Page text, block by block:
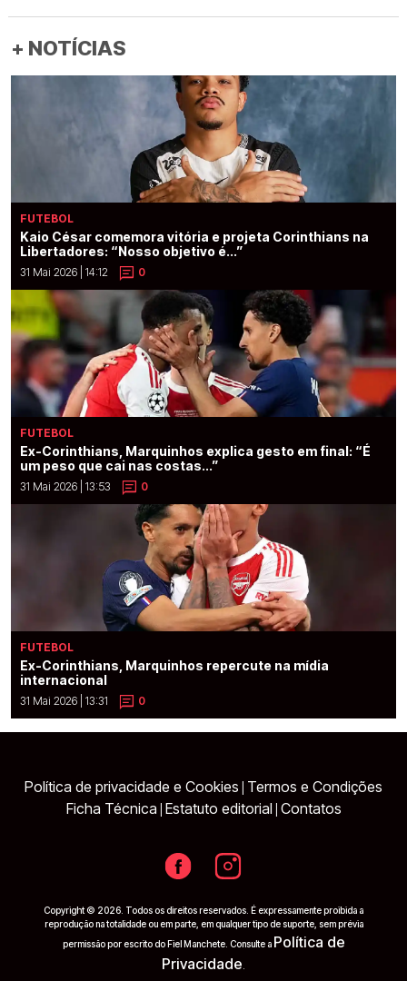
+ NOTÍCIAS
FUTEBOL
Kaio César comemora vitória e projeta Corinthians na
Libertadores: “Nosso objetivo é...”
31 Mai 2026 | 14:12 0
FUTEBOL
Ex-Corinthians, Marquinhos explica gesto em final: “É
um peso que cai nas costas...”
31 Mai 2026 | 13:53 0
FUTEBOL
Ex-Corinthians, Marquinhos repercute na mídia
internacional
31 Mai 2026 | 13:31 0
Política de privacidade e Cookies Termos e Condições
Ficha Técnica Estatuto editorial Contatos
Copyright © 2026. Todos os direitos reservados. É expressamente proibida a
reprodução na totalidade ou em parte, em qualquer tipo de suporte, sem prévia
permissão por escrito do Fiel Manchete. Consulte a Política de
Privacidade